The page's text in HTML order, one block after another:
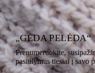
„GĖDA
Prenumeruokite,
pasiūlymus tiesiai į savo